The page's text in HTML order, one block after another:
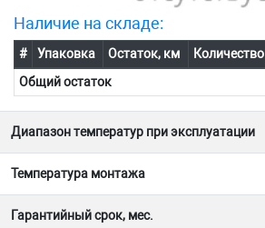
Наличие на складе:
# Упаковка Остаток, км Количество
Общий остаток
Диапазон температур при эксплуатации
Температура монтажа
Гарантийный срок, мес.